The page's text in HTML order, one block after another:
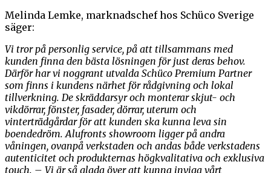
Melinda Lemke, marknadschef hos Schüco Sverige
säger:
Vi tror på personlig service, på att tillsammans med
kunden finna den bästa lösningen för just deras behov.
Därför har vi noggrant utvalda Schüco Premium Partner
som finns i kundens närhet för rådgivning och lokal
tillverkning. De skräddarsyr och monterar skjut- och
vikdörrar, fönster, fasader, dörrar, uterum och
vinterträdgårdar för att kunden ska kunna leva sin
boendedröm. Alufronts showroom ligger på andra
våningen, ovanpå verkstaden och andas både verkstadens
autenticitet och produkternas högkvalitativa och exklusiva
touch. – Vi är så glada över att kunna inviga vårt